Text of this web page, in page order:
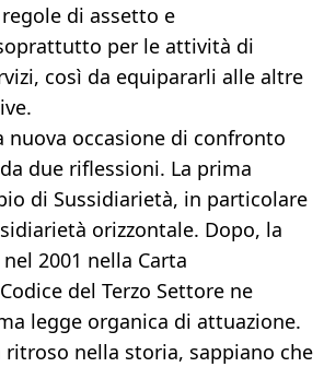
di assetto e
per le attività di
così da equipararli alle altre
nuova occasione di confronto
due riflessioni. La prima
di Sussidiarietà, in particolare
orizzontale. Dopo, la
2001 nella Carta
del Terzo Settore ne
legge organica di attuazione.
ritroso nella storia, sappiano che